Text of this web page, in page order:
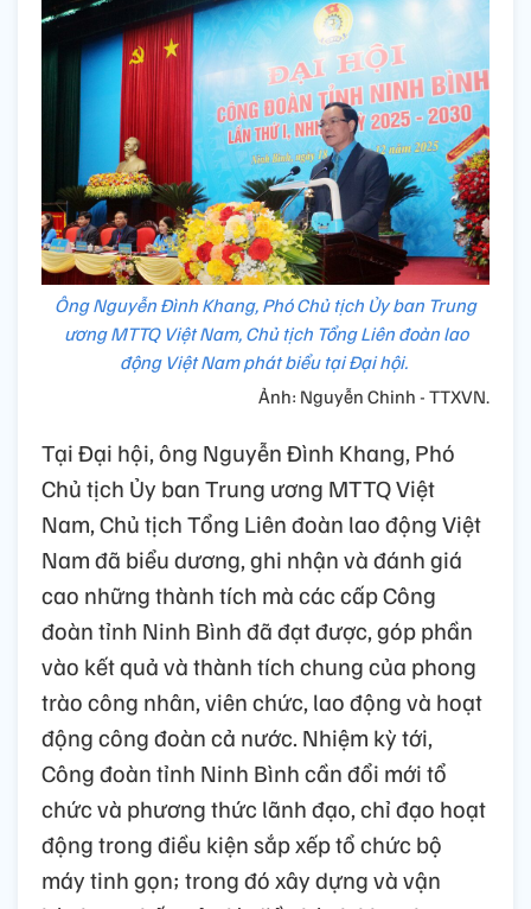
Ông Nguyễn Đình Khang, Phó Chủ tịch Ủy ban Trung
ương MTTQ Việt Nam, Chủ tịch Tổng Liên đoàn lao
động Việt Nam phát biểu tại Đại hội.
Ảnh: Nguyễn Chinh - TTXVN.
Tại Đại hội, ông Nguyễn Đình Khang, Phó
Chủ tịch Ủy ban Trung ương MTTQ Việt
Nam, Chủ tịch Tổng Liên đoàn lao động Việt
Nam đã biểu dương, ghi nhận và đánh giá
cao những thành tích mà các cấp Công
đoàn tỉnh Ninh Bình đã đạt được, góp phần
vào kết quả và thành tích chung của phong
trào công nhân, viên chức, lao động và hoạt
động công đoàn cả nước. Nhiệm kỳ tới,
Công đoàn tỉnh Ninh Bình cần đổi mới tổ
chức và phương thức lãnh đạo, chỉ đạo hoạt
động trong điều kiện sắp xếp tổ chức bộ
máy tinh gọn; trong đó xây dựng và vận